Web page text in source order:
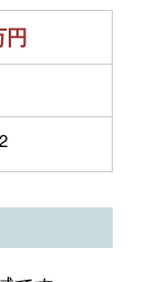
円
2